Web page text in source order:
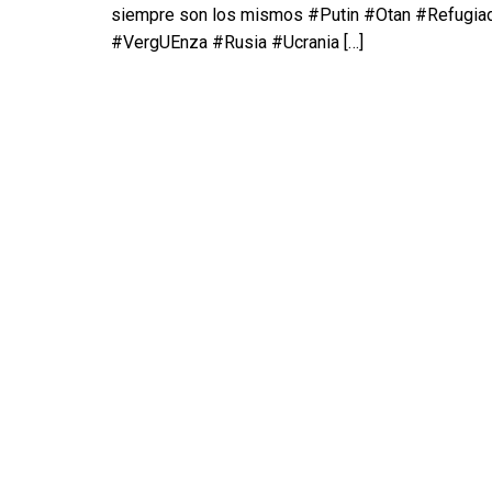
siempre son los mismos #Putin #Otan
#VergUEnza #Rusia #Ucrania[…]